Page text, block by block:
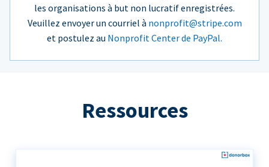
les organisations à but non lucratif enregistrées.
Veuillez envoyer un courriel à nonprofit@stripe.com
et postulez au Nonprofit Center de PayPal.
Ressources